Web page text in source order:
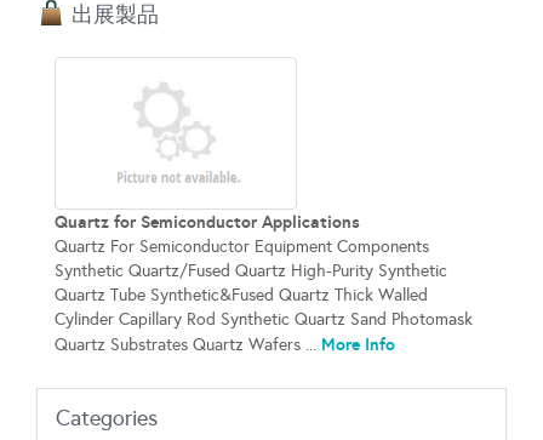
出展製品
Quartz for Semiconductor Applications
Quartz For Semiconductor Equipment Components
Synthetic Quartz/Fused Quartz High-Purity Synthetic
Quartz Tube Synthetic&Fused Quartz Thick Walled
Cylinder Capillary Rod Synthetic Quartz Sand Photomask
Quartz Substrates Quartz Wafers ... More Info
Categories